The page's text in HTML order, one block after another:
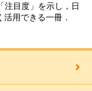
注目度」を示し，日
用できる一冊．